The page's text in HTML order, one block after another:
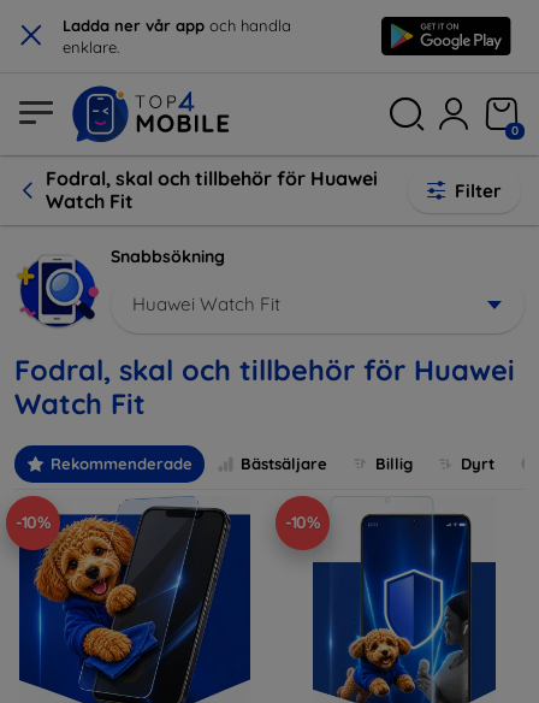
× Ladda ner vår app och handla
enklare.
0
Fodral, skal och tillbehör för Huawei
Watch Fit
Filter
Snabbsökning
Huawei Watch Fit
Fodral, skal och tillbehör för Huawei
Watch Fit
Rekommenderade Bästsäljare Billig Dyrt
-10% -10%